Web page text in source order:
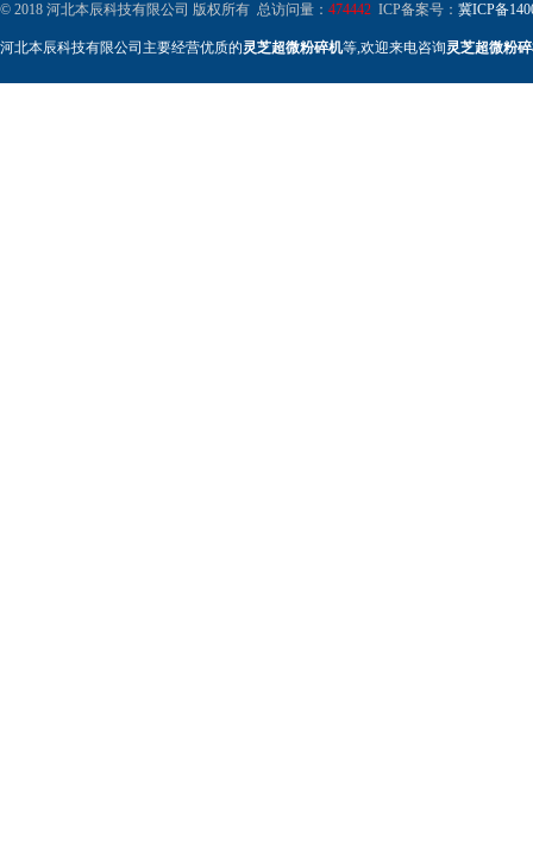
© 2018 河北本辰科技有限公司 版权所有 总访问量： 474442 ICP备案号： 冀ICP备
河北本辰科技有限公司主要经营优质的灵芝超微粉碎机等,欢迎来电咨询灵芝超微粉